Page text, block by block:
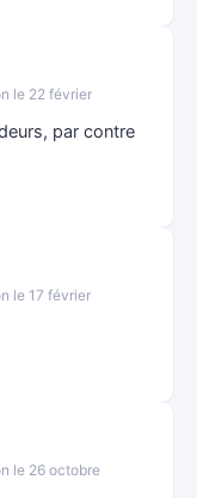
le 22 février
par contre
le 17 février
le 26 octobre